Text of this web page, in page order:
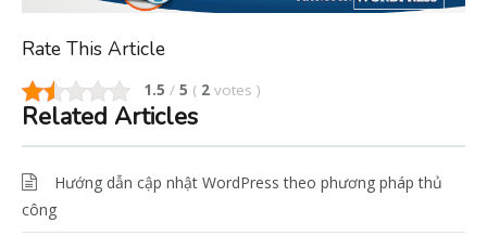
Rate This Article
1.5 / 5 ( 2 votes )
Related Articles
Hướng dẫn cập nhật WordPress theo phương pháp thủ
công